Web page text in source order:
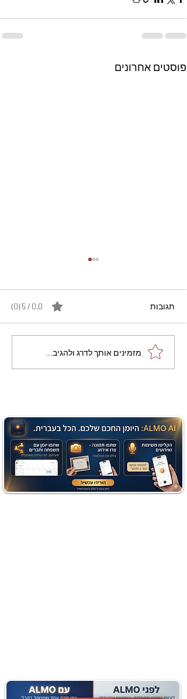
פוסטים אחרונים
מתכון מנצח עוגת מייפל
שוקולד בחושה וקלה - זיוה
תגובות 0.0 / 5 ‏(0)
מזמינים אותך לדרג ולהגיב...